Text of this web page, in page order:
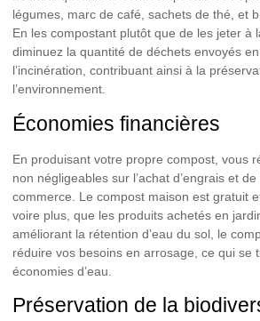
légumes, marc de café, sachets de thé, et
En les compostant plutôt que de les jeter à
diminuez la quantité de déchets envoyés
l’incinération, contribuant ainsi à la
l’environnement.
Économies financières
En produisant votre propre compost, vous
non négligeables sur l’achat d’engrais et
commerce. Le compost maison est gratuit
voire plus, que les produits achetés en
améliorant la rétention d’eau du sol, le
réduire vos besoins en arrosage, ce qui se
économies d’eau.
Préservation de la